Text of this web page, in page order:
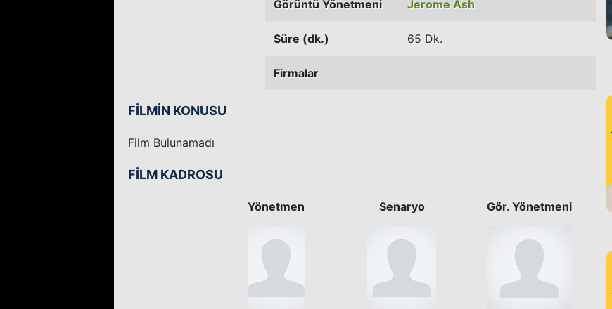
Görüntü Yönetmeni Jerome Ash
Süre (dk.) 65 Dk.
Firmalar
FİLMİN KONUSU
Film Bulunamadı
FİLM KADROSU
Yönetmen Senaryo Gör. Yönetmeni